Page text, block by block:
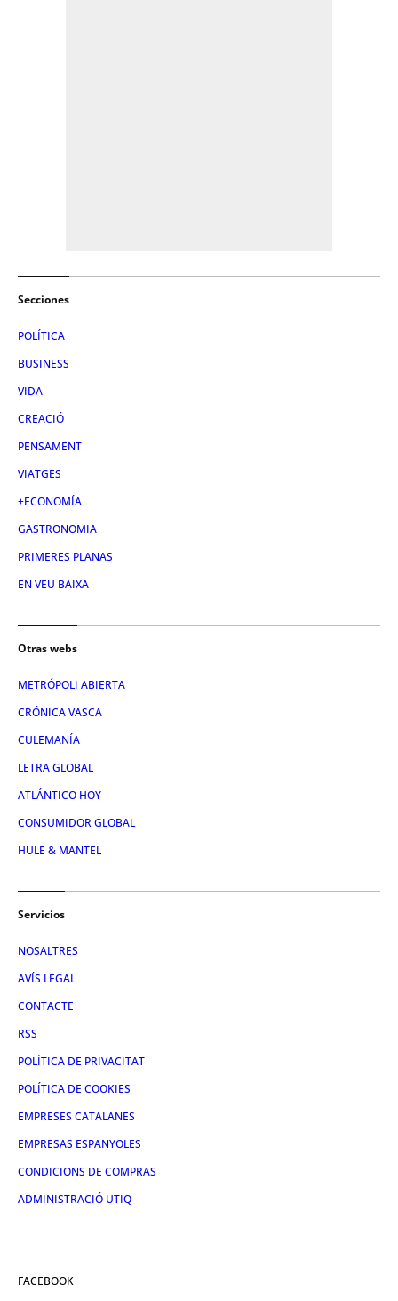
Secciones
POLÍTICA
BUSINESS
VIDA
CREACIÓ
PENSAMENT
VIATGES
+ECONOMÍA
GASTRONOMIA
PRIMERES PLANAS
EN VEU BAIXA
Otras webs
METRÓPOLI ABIERTA
CRÓNICA VASCA
CULEMANÍA
LETRA GLOBAL
ATLÁNTICO HOY
CONSUMIDOR GLOBAL
HULE & MANTEL
Servicios
NOSALTRES
AVÍS LEGAL
CONTACTE
RSS
POLÍTICA DE PRIVACITAT
POLÍTICA DE COOKIES
EMPRESES CATALANES
EMPRESAS ESPANYOLES
CONDICIONS DE COMPRAS
ADMINISTRACIÓ UTIQ
FACEBOOK